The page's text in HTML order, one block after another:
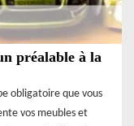
préalable à la
obligatoire que vous
vos meubles et